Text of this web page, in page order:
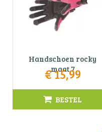
Handschoen rocky
maat 7
€15,99
BESTEL